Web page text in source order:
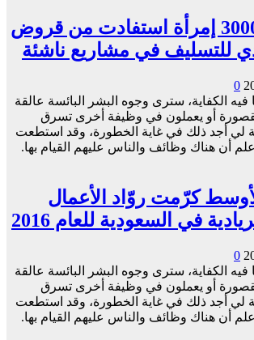
أكثر من 3000 إمرأة استفادت من قروض
للتسليف في مشاريع ناشئة
0
الكفاية، سترى وجوه البشر البائسة عالقة
أو يعملون في وظيفة أخرى تسرق
لي أجد ذلك في غاية الخطورة، وقد استطعت
أعلم أن هناك وظائف والناس عليهم القيام بها.
كرّمت روّاد الأعمال
في السعودية للعام 2016
0
الكفاية، سترى وجوه البشر البائسة عالقة
أو يعملون في وظيفة أخرى تسرق
لي أجد ذلك في غاية الخطورة، وقد استطعت
أعلم أن هناك وظائف والناس عليهم القيام بها.